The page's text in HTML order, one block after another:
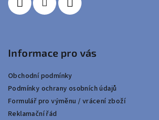
Informace pro vás
Obchodní podmínky
Podmínky ochrany osobních údajů
Formulář pro výměnu / vrácení zboží
Reklamační řád